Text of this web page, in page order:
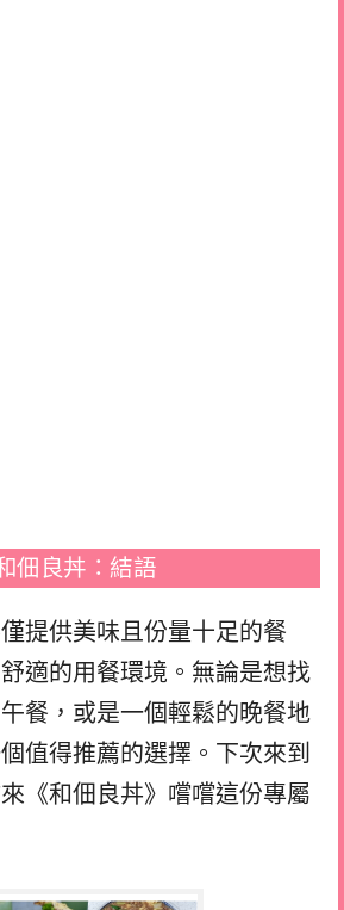
佃良丼：結語
僅提供美味且份量十足的餐
適的用餐環境。無論是想找
餐，或是一個輕鬆的晚餐地
值得推薦的選擇。下次來到
《和佃良丼》嚐嚐這份專屬